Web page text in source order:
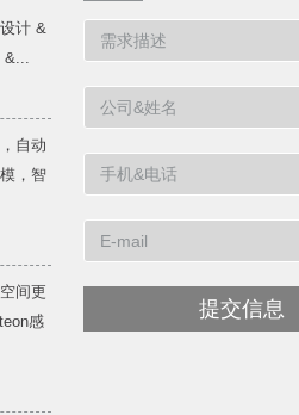
计 &
自动
，智
间更
感
提交信息